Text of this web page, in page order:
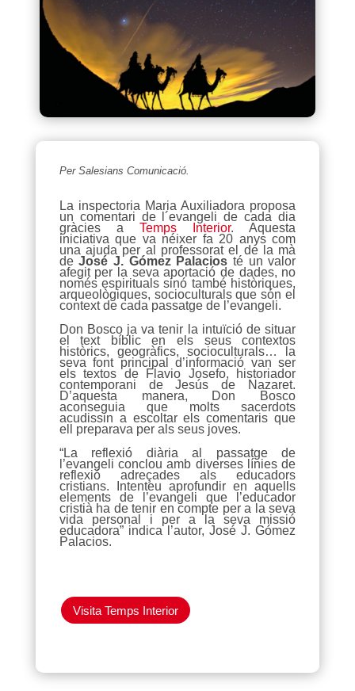
Per Salesians Comunicació.
La inspectoria Maria Auxiliadora proposa
un comentari de l´evangeli de cada dia
gràcies a Temps Interior. Aquesta
iniciativa que va néixer fa 20 anys com
una ajuda per al professorat el de la mà
deJosé J. Gómez Palacios té un valor
afegit per la seva aportació de dades, no
només espirituals sinó també històriques,
arqueològiques, socioculturals que són el
context de cada passatge de l’evangeli.
Don Bosco ja va tenir la intuïció de situar
el text bíblic en els seus contextos
històrics, geogràfics, socioculturals… la
seva font principal d’informació van ser
els textos de Flavio Josefo, historiador
contemporani de Jesús de Nazaret.
D’aquesta manera, Don Bosco
aconseguia que molts sacerdots
acudissin a escoltar els comentaris que
ell preparava per als seus joves.
“La reflexió diària al passatge de
l’evangeli conclou amb diverses línies de
reflexió adreçades als educadors
cristians. Intenteu aprofundir en aquells
elements de l’evangeli que l’educador
cristià ha de tenir en compte per a la seva
vida personal i per a la seva missió
educadora” indica l’autor, José J. Gómez
Palacios.
Visita Temps Interior